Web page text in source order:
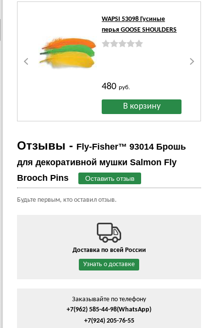
WAPSI 53098 Гусиные
перья GOOSE SHOULDERS
480руб.
Отзывы - Fly-Fisher™ 93014 Брошь
для декоративной мушки Salmon Fly
Brooch Pins
Оставить отзыв
Будьте первым, кто оставил отзыв.
Доставка по всей России
Узнать о доставке
Заказывайте по телефону
+7(962) 585-44-98(WhatsApp)
+7(924) 205-76-55